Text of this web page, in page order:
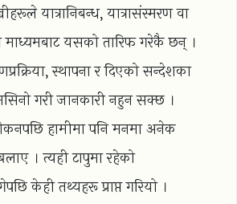
यात्रानिबन्ध, यात्रासंस्मरण वा
यसको तारिफ गरेकै छन् ।
स्थापना र दिएको सन्देशका
गरी जानकारी नहुन सक्छ ।
हामीमा पनि मनमा अनेक
। त्यही टापुमा रहेको
केही तथ्यहरू प्राप्त गरियो ।